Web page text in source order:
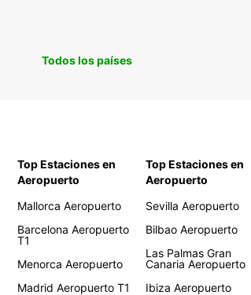
Todos los países
Top Estaciones en
Aeropuerto
Mallorca Aeropuerto
Barcelona Aeropuerto
T1
Menorca Aeropuerto
Madrid Aeropuerto T1
Top Estaciones en
Aeropuerto
Sevilla Aeropuerto
Bilbao Aeropuerto
Las Palmas Gran
Canaria Aeropuerto
Ibiza Aeropuerto